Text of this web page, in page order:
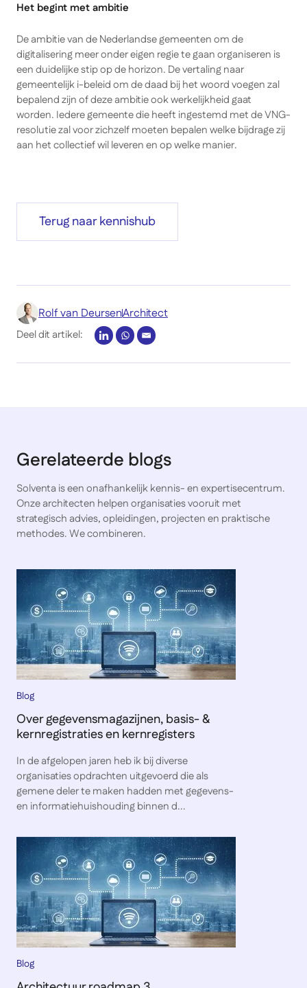
Het begint met ambitie
De ambitie van de Nederlandse gemeenten om de
digitalisering meer onder eigen regie te gaan organiseren is
een duidelijke stip op de horizon. De vertaling naar
gemeentelijk i-beleid om de daad bij het woord voegen zal
bepalend zijn of deze ambitie ook werkelijkheid gaat
worden. Iedere gemeente die heeft ingestemd met de VNG-
resolutie zal voor zichzelf moeten bepalen welke bijdrage zij
aan het collectief wil leveren en op welke manier.
Terug naar kennishub
Rolf van DeursenArchitect
Deel dit artikel:
Gerelateerde blogs
Solventa is een onafhankelijk kennis- en expertisecentrum.
Onze architecten helpen organisaties vooruit met
strategisch advies, opleidingen, projecten en praktische
methodes. We combineren.
Blog
Over gegevensmagazijnen, basis- &
kernregistraties en kernregisters
In de afgelopen jaren heb ik bij diverse
organisaties opdrachten uitgevoerd die als
gemene deler te maken hadden met gegevens-
en informatiehuishouding binnen d...
Blog